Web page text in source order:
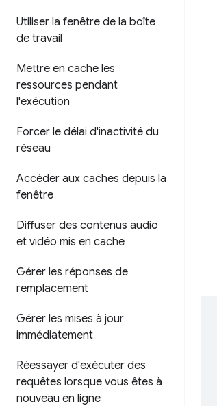
Utiliser la fenêtre de la boîte
de travail
Mettre en cache les
ressources pendant
l'exécution
Forcer le délai d'inactivité du
réseau
Accéder aux caches depuis la
fenêtre
Diffuser des contenus audio
et vidéo mis en cache
Gérer les réponses de
remplacement
Gérer les mises à jour
immédiatement
Réessayer d'exécuter des
requêtes lorsque vous êtes à
nouveau en ligne